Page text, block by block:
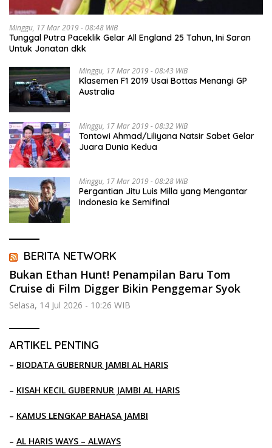
Minggu, 17 Mar 2019 - 08:48 WIB
Tunggal Putra Paceklik Gelar All England 25 Tahun, Ini Saran
Untuk Jonatan dkk
Minggu, 17 Mar 2019 - 08:43 WIB
Klasemen F1 2019 Usai Bottas Menangi GP
Australia
Minggu, 17 Mar 2019 - 08:32 WIB
Tontowi Ahmad/Liliyana Natsir Sabet Gelar
Juara Dunia Kedua
Minggu, 17 Mar 2019 - 08:28 WIB
Pergantian Jitu Luis Milla yang Mengantar
Indonesia ke Semifinal
BERITA NETWORK
Bukan Ethan Hunt! Penampilan Baru Tom
Cruise di Film Digger Bikin Penggemar Syok
Selasa, 14 Jul 2026 - 10:26 WIB
ARTIKEL PENTING
– BIODATA GUBERNUR JAMBI AL HARIS
– KISAH KECIL GUBERNUR JAMBI AL HARIS
– KAMUS LENGKAP BAHASA JAMBI
– AL HARIS WAYS – ALWAYS